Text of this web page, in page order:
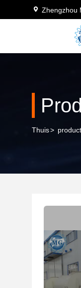
Zhengzhou
Thuis>